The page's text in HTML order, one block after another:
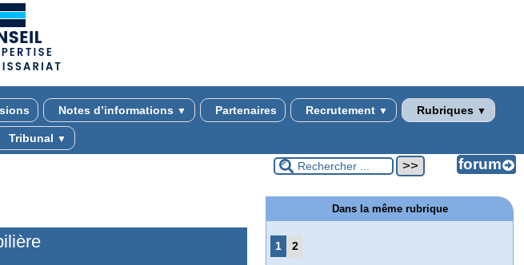
Notes d’informations ▼ Partenaires Recrutement ▼ Rubriques ▼
Tribunal ▼
Dans la même rubrique
1 2